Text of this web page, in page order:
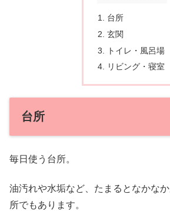
台所
玄関
トイレ・風呂場
リビング・寝室
台所
毎日使う台所。
油汚れや水垢など、たまるとなかな
所でもあります。